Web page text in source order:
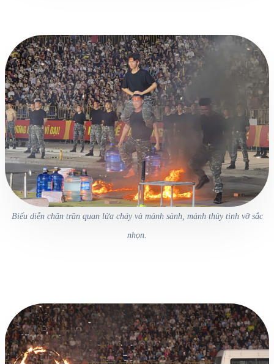
Biểu diễn chân trần quan lửa cháy và mảnh sành, mảnh thủy tinh vỡ sắc
nhọn.